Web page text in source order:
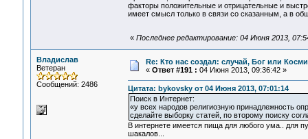
факторы положительные и отрицательные и
имеет смысл только в связи со сказанным, а в
« Последнее редактирование: 04 Июня 2013,
Владислав
Ветеран
Сообщений: 2486
Re: Кто нас создал: случай, Бог или
« Ответ #191 : 04 Июня 2013, 09:36:42 »
Цитата: bykovsky от 04 Июня 2013, 07:01:14
Поиск в Интернет:
«у всех народов религиозную принадлежность
сделайте выборку статей, по второму поиску
В интернете имеется пища для любого ума.. для
шакалов...